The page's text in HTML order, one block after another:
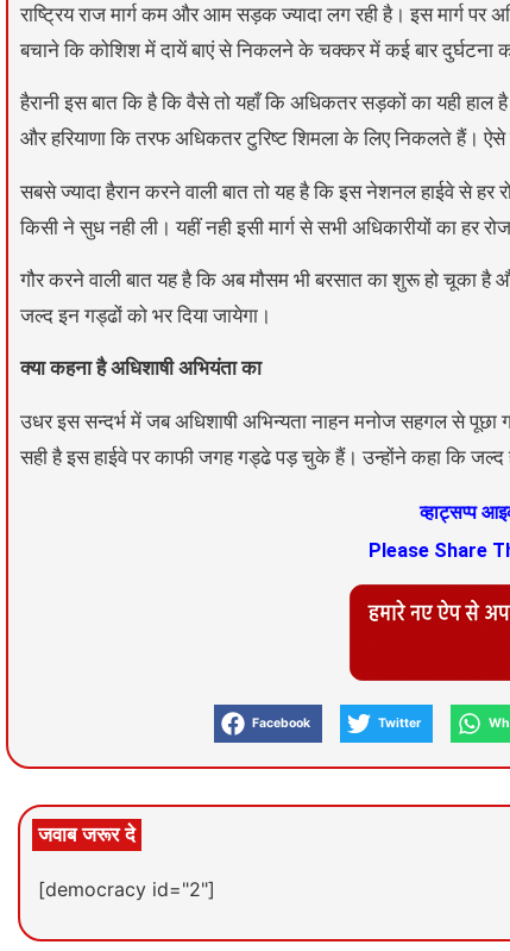
राष्ट्रिय राज मार्ग कम और आम सड़क ज्यादा लग रही है। इस मार्ग
बचाने कि कोशिश में दायें बाएं से निकलने के चक्कर में कई बार दुर्घटना
हैरानी इस बात कि है कि वैसे तो यहाँ कि अधिकतर सड़कों का यही हाल
और हरियाणा कि तरफ अधिकतर टुरिष्ट शिमला के लिए निकलते हैं।
सबसे ज्यादा हैरान करने वाली बात तो यह है कि इस नेशनल हाईवे से
किसी ने सुध नही ली। यहीं नही इसी मार्ग से सभी अधिकारीयों का
गौर करने वाली बात यह है कि अब मौसम भी बरसात का शुरू हो चूका
जल्द इन गड्ढों को भर दिया जायेगा।
क्या कहना है अधिशाषी अभियंता का
उधर इस सन्दर्भ में जब अधिशाषी अभिन्यता नाहन मनोज सहगल से पूछा
सही है इस हाईवे पर काफी जगह गड्ढे पड़ चुके हैं। उन्होंने कहा कि जल्द
व्हाट्सप्प
Please Share
Facebook Twitter
जवाब जरूर दे
[democracy id="2"]